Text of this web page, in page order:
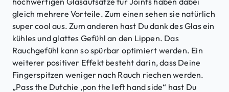
i
n
g
M
e
n
g
gleich mehrere Vorteile. Zum einen sehen sie natürlich
super cool aus. Zum anderen hast Du dank des Glas ein
kühles und glattes Gefühl an den Lippen. Das
Rauchgefühl kann so spürbar optimiert werden. Ein
weiterer positiver Effekt besteht darin, dass Deine
Fingerspitzen weniger nach Rauch riechen werden.
„Pass the Dutchie ‚pon the left hand side“ hast Du